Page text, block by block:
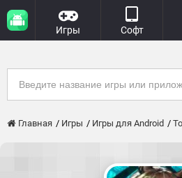
Игры Софт
Главная Игры Игры для Android